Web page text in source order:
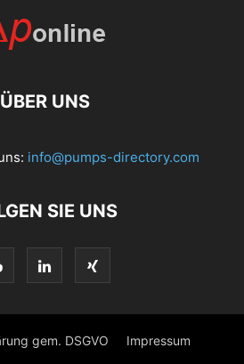
ÜBER UNS
info@pumps-directory.com
SIE UNS
gem. DSGVO Impressum